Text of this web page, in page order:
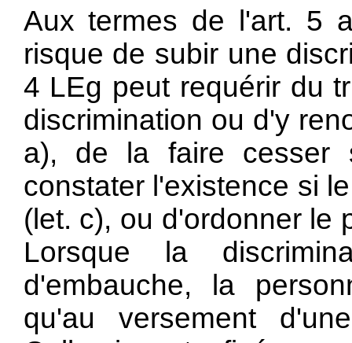
Aux termes de l'art. 5
risque de subir une
4 LEg peut requérir du
discrimination ou d'y
a), de la faire cesser
constater l'existence si
(let. c), ou d'ordonner le
Lorsque la
d'embauche, la
qu'au versement